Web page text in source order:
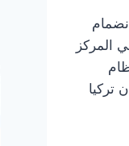
المركز
تركيا